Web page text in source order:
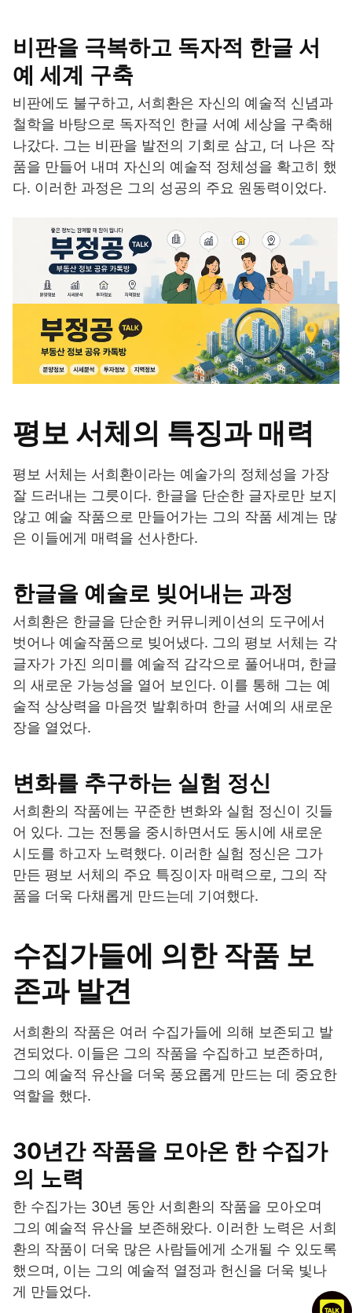
비판을 극복하고 독자적 한글 서
예 세계 구축
비판에도 불구하고, 서희환은 자신의 예술적 신념과
철학을 바탕으로 독자적인 한글 서예 세상을 구축해
나갔다. 그는 비판을 발전의 기회로 삼고, 더 나은 작
품을 만들어 내며 자신의 예술적 정체성을 확고히 했
다. 이러한 과정은 그의 성공의 주요 원동력이었다.
평보 서체의 특징과 매력
평보 서체는 서희환이라는 예술가의 정체성을 가장
잘 드러내는 그릇이다. 한글을 단순한 글자로만 보지
않고 예술 작품으로 만들어가는 그의 작품 세계는 많
은 이들에게 매력을 선사한다.
한글을 예술로 빚어내는 과정
서희환은 한글을 단순한 커뮤니케이션의 도구에서
벗어나 예술작품으로 빚어냈다. 그의 평보 서체는 각
글자가 가진 의미를 예술적 감각으로 풀어내며, 한글
의 새로운 가능성을 열어 보인다. 이를 통해 그는 예
술적 상상력을 마음껏 발휘하며 한글 서예의 새로운
장을 열었다.
변화를 추구하는 실험 정신
서희환의 작품에는 꾸준한 변화와 실험 정신이 깃들
어 있다. 그는 전통을 중시하면서도 동시에 새로운
시도를 하고자 노력했다. 이러한 실험 정신은 그가
만든 평보 서체의 주요 특징이자 매력으로, 그의 작
품을 더욱 다채롭게 만드는데 기여했다.
수집가들에 의한 작품 보
존과 발견
서희환의 작품은 여러 수집가들에 의해 보존되고 발
견되었다. 이들은 그의 작품을 수집하고 보존하며,
그의 예술적 유산을 더욱 풍요롭게 만드는 데 중요한
역할을 했다.
30년간 작품을 모아온 한 수집가
의 노력
한 수집가는 30년 동안 서희환의 작품을 모아오며
그의 예술적 유산을 보존해왔다. 이러한 노력은 서희
환의 작품이 더욱 많은 사람들에게 소개될 수 있도록
했으며, 이는 그의 예술적 열정과 헌신을 더욱 빛나
게 만들었다.